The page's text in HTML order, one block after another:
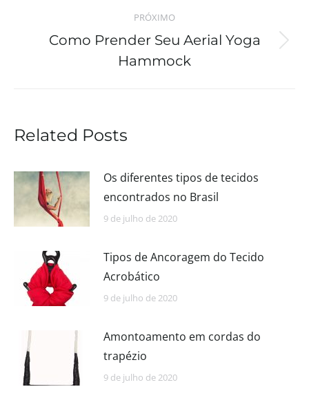
PRÓXIMO
Como Prender Seu Aerial Yoga
Hammock
Related Posts
Os diferentes tipos de tecidos
encontrados no Brasil
9 de julho de 2020
Tipos de Ancoragem do Tecido
Acrobático
9 de julho de 2020
Amontoamento em cordas do
trapézio
9 de julho de 2020